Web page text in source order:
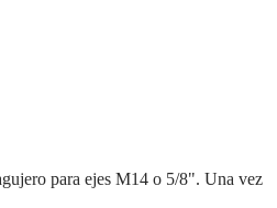
para ejes M14 o 5/8". Una vez